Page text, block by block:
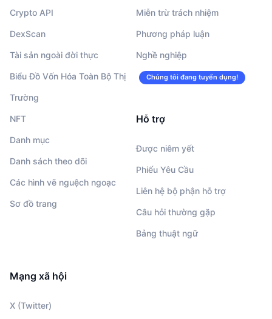
Crypto API
DexScan
Tài sản ngoài đời thực
Biểu Đồ Vốn Hóa Toàn Bộ Thị
Trường
NFT
Danh mục
Danh sách theo dõi
Các hình vẽ nguệch ngoạc
Sơ đồ trang
Miễn trừ trách nhiệm
Phương pháp luận
Nghề nghiệp
Chúng tôi đang tuyển dụng!
Hỗ trợ
Được niêm yết
Phiếu Yêu Cầu
Liên hệ bộ phận hỗ trợ
Câu hỏi thường gặp
Bảng thuật ngữ
Mạng xã hội
X (Twitter)